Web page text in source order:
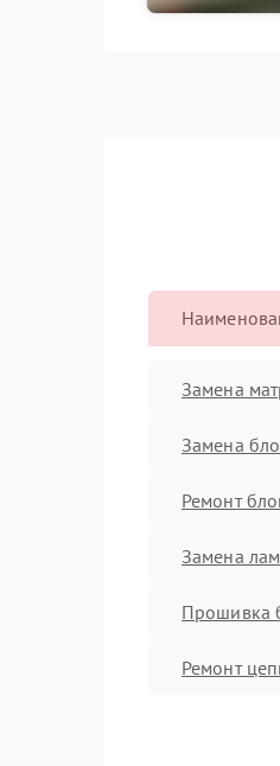
Замена
Замена
Ремонт
Замена
Прошивка
Ремонт